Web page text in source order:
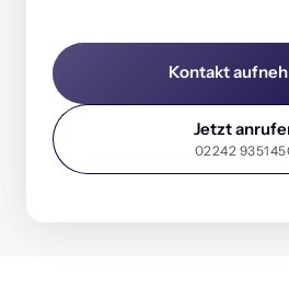
melden uns kurzfristig mit einem
– auf Wunsch inklusive Vor-Ort-
Kontakt
Jetzt
02242